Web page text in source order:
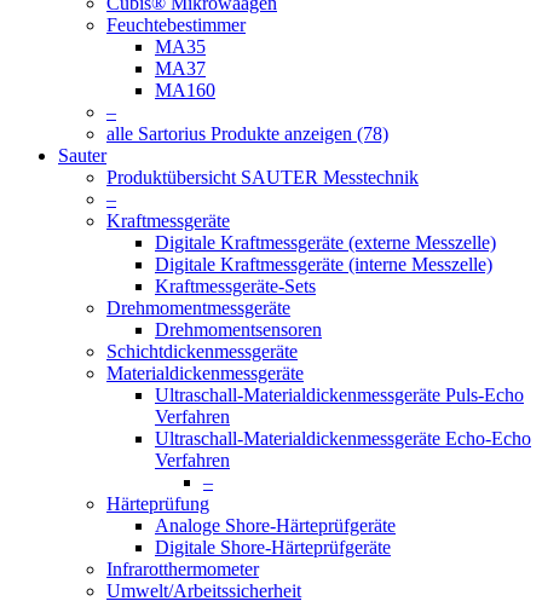
Feuchtebestimmer
MA35
MA37
MA160
–
alle Sartorius Produkte anzeigen (78)
Sauter
Produktübersicht SAUTER Messtechnik
–
Kraftmessgeräte
Digitale Kraftmessgeräte (externe Messzelle)
Digitale Kraftmessgeräte (interne Messzelle)
Kraftmessgeräte-Sets
Drehmomentmessgeräte
Drehmomentsensoren
Schichtdickenmessgeräte
Materialdickenmessgeräte
Ultraschall-Materialdickenmessgeräte Puls-Echo
Verfahren
Ultraschall-Materialdickenmessgeräte Echo-Echo
Verfahren
–
Härteprüfung
Analoge Shore-Härteprüfgeräte
Digitale Shore-Härteprüfgeräte
Infrarotthermometer
Umwelt/Arbeitssicherheit